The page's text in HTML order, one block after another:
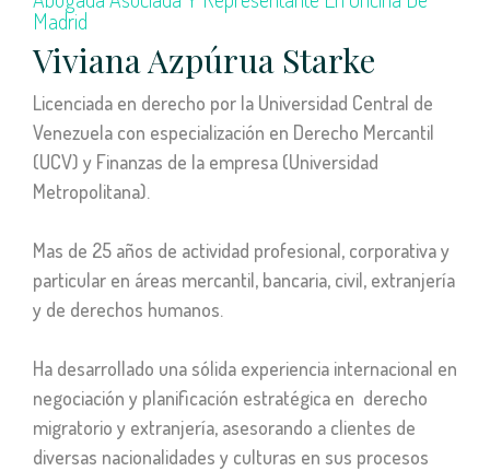
Madrid
Viviana Azpúrua Starke
Licenciada en derecho por la Universidad Central de
Venezuela con especialización en Derecho Mercantil
(UCV) y Finanzas de la empresa (Universidad
Metropolitana).
Mas de 25 años de actividad profesional, corporativa y
particular en áreas mercantil, bancaria, civil, extranjería
y de derechos humanos.
Ha desarrollado una sólida experiencia internacional en
negociación y planificación estratégica en derecho
migratorio y extranjería, asesorando a clientes de
diversas nacionalidades y culturas en sus procesos